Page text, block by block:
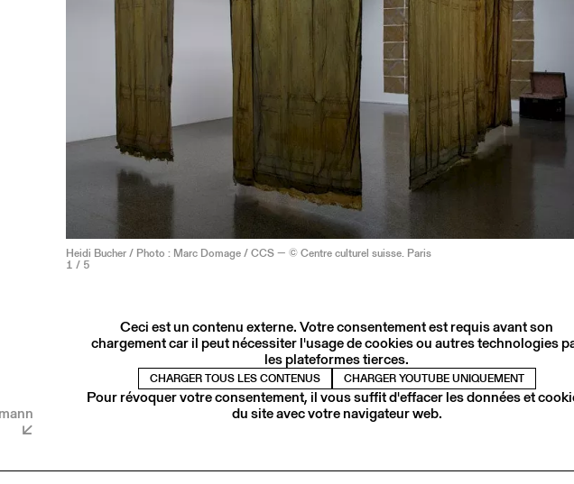
Heidi Bucher / Photo : Marc Domage / CCS — © Centre culturel suisse. Paris
1 / 5
Ceci est un contenu externe. Votre consentement est requis avant son
chargement car il peut nécessiter l'usage de cookies ou autres technologies
les plateformes tierces.
CHARGER TOUS LES CONTENUS CHARGER YOUTUBE UNIQUEMENT
Pour révoquer votre consentement, il vous suffit d'effacer les données et
du site avec votre navigateur web.